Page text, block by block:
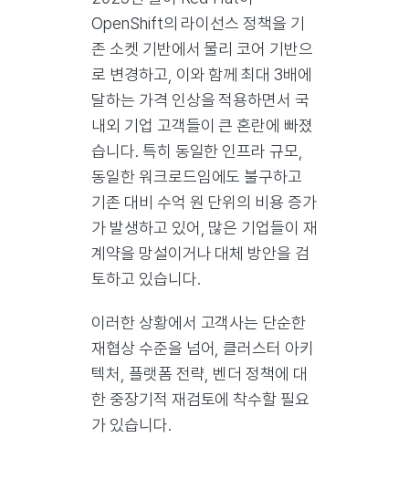
OpenShift의 라이선스 정책을 기
존 소켓 기반에서 물리 코어 기반으
로 변경하고, 이와 함께 최대 3배에
달하는 가격 인상을 적용하면서 국
내외 기업 고객들이 큰 혼란에 빠졌
습니다. 특히 동일한 인프라 규모,
동일한 워크로드임에도 불구하고
기존 대비 수억 원 단위의 비용 증가
가 발생하고 있어, 많은 기업들이 재
계약을 망설이거나 대체 방안을 검
토하고 있습니다.
이러한 상황에서 고객사는 단순한
재협상 수준을 넘어, 클러스터 아키
텍처, 플랫폼 전략, 벤더 정책에 대
한 중장기적 재검토에 착수할 필요
가 있습니다.